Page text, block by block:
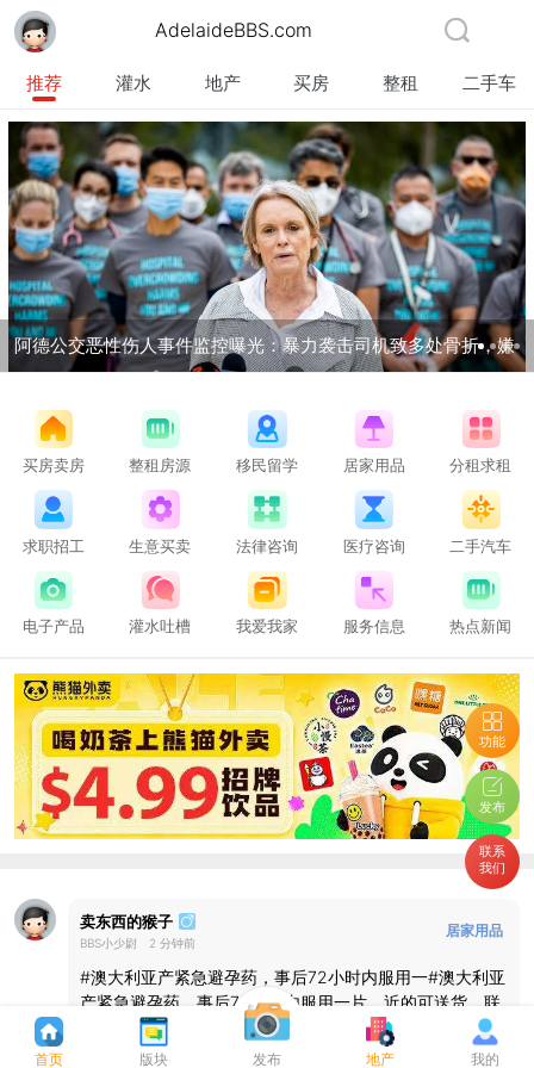
AdelaideBBS.com
功能
发布
联系
我们
推荐 灌水 地产 买房 整租 二手车
阿德公交恶性伤人事件监控曝光：暴力袭击司机致多处骨折，嫌
买房卖房 整租房源 移民留学 居家用品 分租求租
求职招工 生意买卖 法律咨询 医疗咨询 二手汽车
电子产品 灌水吐槽 我爱我家 服务信息 热点新闻
居家用品
市场】
卖东西的猴子
BBS小少尉 2 分钟前
#澳大利亚产紧急避孕药，事后72小时内服用一#澳大利亚
产紧急避孕药，事后72小时内服用一片，近的可送货，联
系电话0424976787
查看全文
首页 版块 发布 地产 我的